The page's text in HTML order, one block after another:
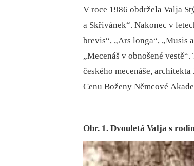
V roce 1986 obdržela Valja
a Skřivánek“. Nakonec v
brevis“, „Ars longa“, „Musis
„Mecenáš v obnošené
českého mecenáše,
Cenu Boženy Němcové
Obr. 1. Dvouletá Valja s